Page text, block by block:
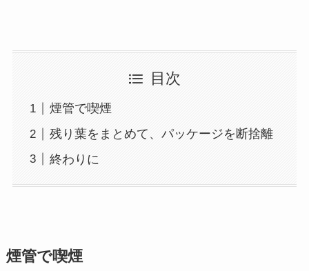
目次
煙管で喫煙
残り葉をまとめて、パッケージを断捨離
終わりに
煙管で喫煙